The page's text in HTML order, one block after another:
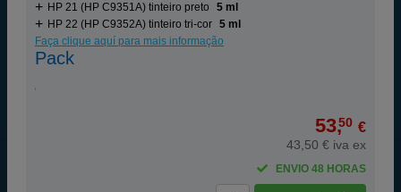
HP 21 (HP C9351A) tinteiro preto
5 ml
HP 22 (HP C9352A) tinteiro tri-cor 5 ml
Faça clique aquí para mais informação
Pack
53,50 €
43,50 € iva ex
ENVIO 48 HORAS